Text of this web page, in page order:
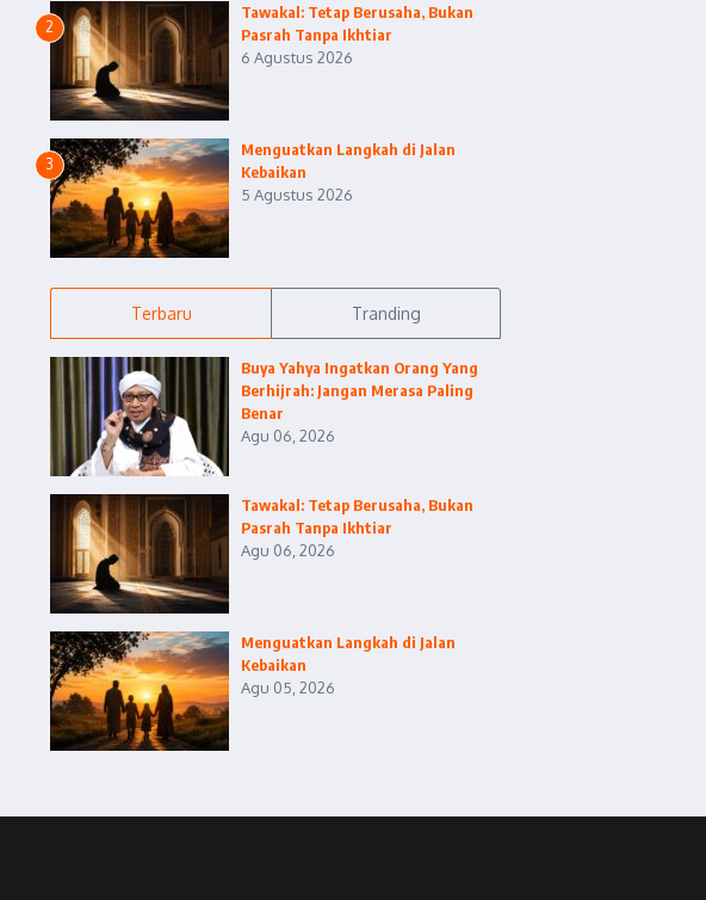
2
Tawakal: Tetap Berusaha, Bukan
Pasrah Tanpa Ikhtiar
6 Agustus 2026
3
Menguatkan Langkah di Jalan
Kebaikan
5 Agustus 2026
Terbaru Tranding
Buya Yahya Ingatkan Orang Yang
Berhijrah: Jangan Merasa Paling
Benar
Agu 06, 2026
Tawakal: Tetap Berusaha, Bukan
Pasrah Tanpa Ikhtiar
Agu 06, 2026
Menguatkan Langkah di Jalan
Kebaikan
Agu 05, 2026